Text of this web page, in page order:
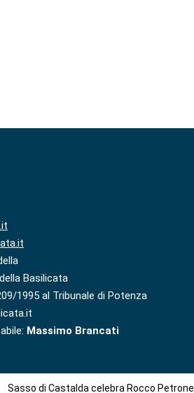
Basilicata
1995 al Tribunale di Potenza
Massimo Brancati
Sasso di Castalda celebra Rocco Petrone